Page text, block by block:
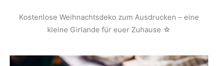
Kostenlose Weihnachtsdeko zum Ausdrucken – eine
kleine Girlande für euer Zuhause ☆